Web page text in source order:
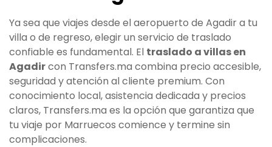
Ya sea que viajes desde el aeropuerto de Agadir a tu
villa o de regreso, elegir un servicio de traslado
confiable es fundamental. El traslado a villas en
Agadircon Transfers.ma combina precio accesible,
seguridad y atención al cliente premium. Con
conocimiento local, asistencia dedicada y precios
claros, Transfers.ma es la opción que garantiza que
tu viaje por Marruecos comience y termine sin
complicaciones.